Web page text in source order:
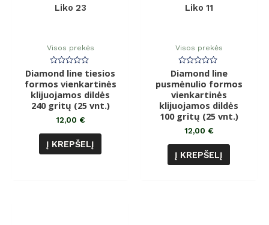
Liko 23
Visos prekės
Įvertinimas:
0
iš
5
Diamond line tiesios
formos vienkartinės
klijuojamos dildės
240 gritų (25 vnt.)
12,00 €
Į KREPŠELĮ
Liko 11
Visos prekės
Įvertinimas:
0
iš
5
Diamond line
pusmėnulio formos
vienkartinės
klijuojamos dildės
100 gritų (25 vnt.)
12,00 €
Į KREPŠELĮ